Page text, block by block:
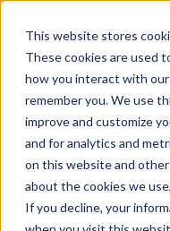
This website stores
These cookies are used
how you interact with
remember you. We use
improve and customize
and for analytics and
on this website and
about the cookies we
If you decline, your
Reports
Publicerat: 2019-05-21
Januari - mars